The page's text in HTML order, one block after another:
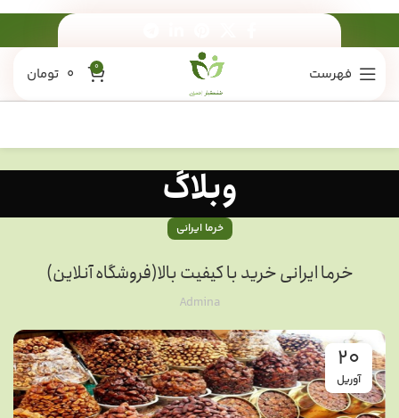
فهرست 0
0 تومان
وبلاگ
خرما ایرانی
خرما ایرانی خرید با کیفیت بالا(فروشگاه آنلاین)
Admina
20
آوریل